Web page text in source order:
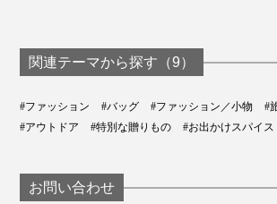
関連テーマから探す（9）
#ファッション #バッグ #ファッション／小物 #
#アウトドア
#特別な贈りもの #お出かけスパイス
お問い合わせ